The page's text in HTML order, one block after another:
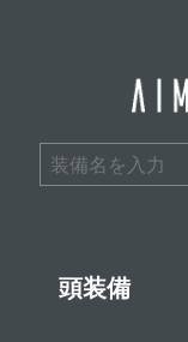
検索
頭装備